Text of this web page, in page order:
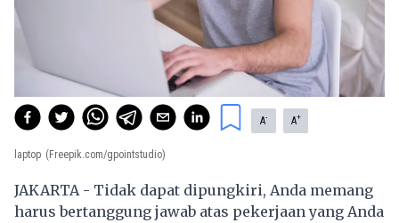
A- A+
laptop (Freepik.com/gpointstudio)
JAKARTA - Tidak dapat dipungkiri, Anda memang
harus bertanggung jawab atas pekerjaan yang Anda